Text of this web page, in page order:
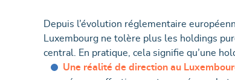
Depuis l’évolution réglementaire
Luxembourg ne tolère plus les holdings
central. En pratique, cela signifie qu’une
Une réalité de direction au